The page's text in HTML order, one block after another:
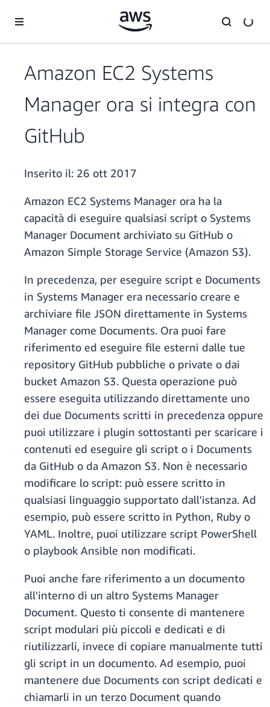
Amazon EC2 Systems
Manager ora si integra con
GitHub
Inserito il: 26 ott 2017
Amazon EC2 Systems Manager ora ha la
capacità di eseguire qualsiasi script o Systems
Manager Document archiviato su GitHub o
Amazon Simple Storage Service (Amazon S3).
In precedenza, per eseguire script e Documents
in Systems Manager era necessario creare e
archiviare file JSON direttamente in Systems
Manager come Documents. Ora puoi fare
riferimento ed eseguire file esterni dalle tue
repository GitHub pubbliche o private o dai
bucket Amazon S3. Questa operazione può
essere eseguita utilizzando direttamente uno
dei due Documents scritti in precedenza oppure
puoi utilizzare i plugin sottostanti per scaricare i
contenuti ed eseguire gli script o i Documents
da GitHub o da Amazon S3. Non è necessario
modificare lo script: può essere scritto in
qualsiasi linguaggio supportato dall'istanza. Ad
esempio, può essere scritto in Python, Ruby o
YAML. Inoltre, puoi utilizzare script PowerShell
o playbook Ansible non modificati.
Puoi anche fare riferimento a un documento
all'interno di un altro Systems Manager
Document. Questo ti consente di mantenere
script modulari più piccoli e dedicati e di
riutilizzarli, invece di copiare manualmente tutti
gli script in un documento. Ad esempio, puoi
mantenere due Documents con script dedicati e
chiamarli in un terzo Document quando